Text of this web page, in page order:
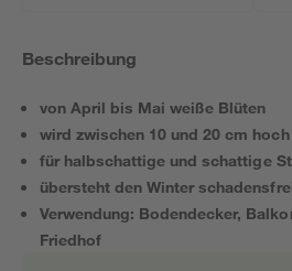
Beschreibung
von April bis Mai weiße Blüten
wird zwischen 10 und 20 cm hoch
für halbschattige und schattige
übersteht den Winter
Verwendung: Bodendecker,
Friedhof